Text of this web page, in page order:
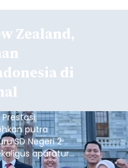
Zealand,
di
putra
SD Negeri 2
aparatur